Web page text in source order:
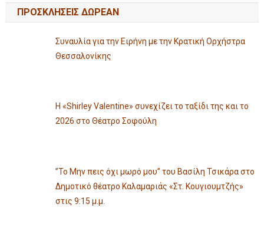
ΠΡΟΣΚΛΗΣΕΙΣ ΔΩΡΕΑΝ
Συναυλία για την Ειρήνη με την Κρατική Ορχήστρα
Θεσσαλονίκης
Η «Shirley Valentine» συνεχίζει το ταξίδι της και το
2026 στο Θέατρο Σοφούλη
”Το Μην πεις όχι μωρό μου” του Βασίλη Τσικάρα στο
Δημοτικό θέατρο Καλαμαριάς «Στ. Κουγιουμτζής»
στις 9:15 μ.μ.